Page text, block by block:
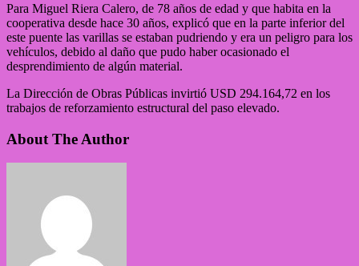
Para Miguel Riera Calero, de 78 años de edad y que habita en la
cooperativa desde hace 30 años, explicó que en la parte inferior del
este puente las varillas se estaban pudriendo y era un peligro para los
vehículos, debido al daño que pudo haber ocasionado el
desprendimiento de algún material.
La Dirección de Obras Públicas invirtió USD 294.164,72 en los
trabajos de reforzamiento estructural del paso elevado.
About The Author